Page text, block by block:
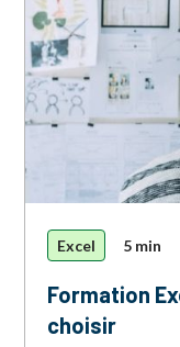
Excel 5 min
Formation
choisir